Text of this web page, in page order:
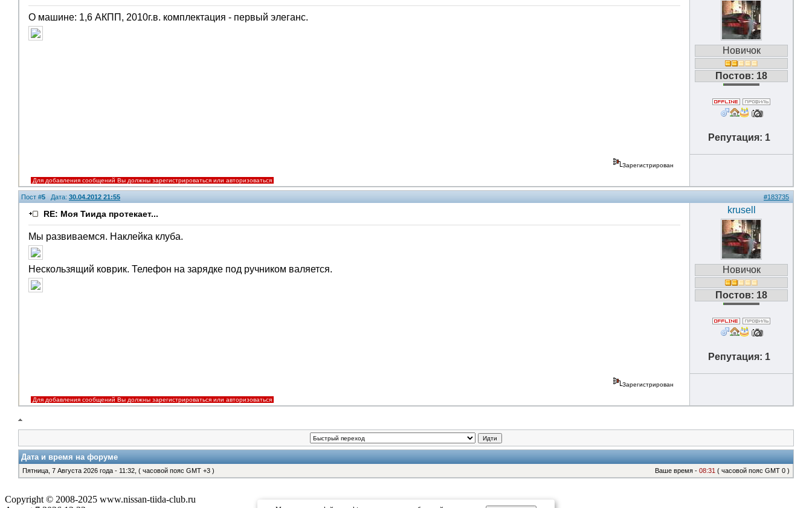
О машине: 1,6 АКПП, 2010г.в. комплектация - первый элеганс.
Новичок
Постов: 18
Репутация: 1
Зарегистрирован
Для добавления сообщений Вы должны зарегистрироваться или авторизоваться
Пост #5 Дата: 30.04.2012 21:55 #183735
RE: Моя Тиида протекает...
Мы развиваемся. Наклейка клуба.
Нескользящий коврик. Телефон на зарядке под ручником валяется.
krusell
Новичок
Постов: 18
Репутация: 1
Зарегистрирован
Для добавления сообщений Вы должны зарегистрироваться или авторизоваться
Идти
Дата и время на форуме
Пятница, 7 Августа 2026 года - 11:32, ( часовой пояс GMT +3 ) Ваше время - 08:31 ( часовой пояс GMT 0 )
Copyright © 2008-2025 www.nissan-tiida-club.ru